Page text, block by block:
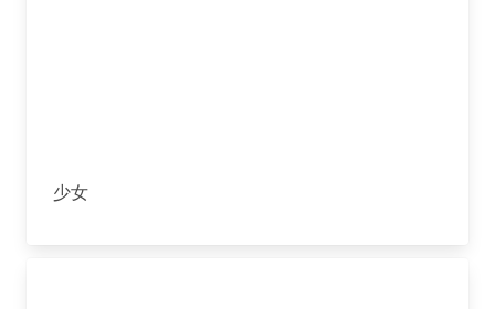
少女